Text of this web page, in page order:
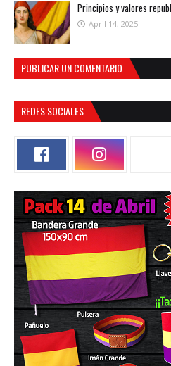
Principios y valores
April 14, 2025
PUBLICAR UN COMENTARIO
REDES SOCIALES